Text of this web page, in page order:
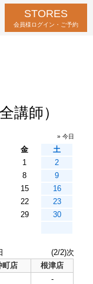
STORES
会員様ログイン・ご予約
講師）
» 今日
金
土
1
2
8
9
15
16
22
23
29
30
(2/2)次
町店
根津店
-